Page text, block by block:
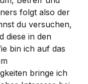
folgt also der
du versuchen,
diese in den
bin ich auf das
bringe ich